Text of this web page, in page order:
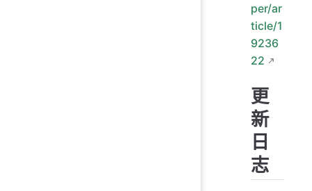
per/ar
ticle/1
9236
22
更
新
日
志